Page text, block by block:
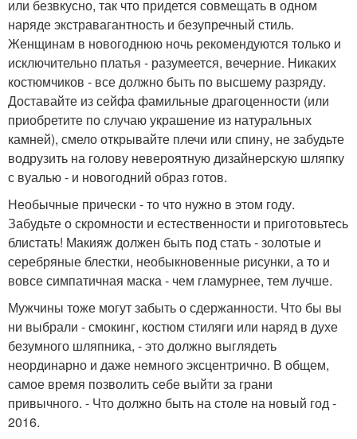
или безвкусно, так что придется совмещать в одном
наряде экстравагантность и безупречный стиль.
Женщинам в новогоднюю ночь рекомендуются только и
исключительно платья - разумеется, вечерние. Никаких
костюмчиков - все должно быть по высшему разряду.
Доставайте из сейфа фамильные драгоценности (или
приобретите по случаю украшение из натуральных
камней), смело открывайте плечи или спину, не забудьте
водрузить на голову невероятную дизайнерскую шляпку
с вуалью - и новогодний образ готов.
Необычные прически - то что нужно в этом году.
Забудьте о скромности и естественности и приготовьтесь
блистать! Макияж должен быть под стать - золотые и
серебряные блестки, необыкновенные рисунки, а то и
вовсе симпатичная маска - чем гламурнее, тем лучше.
Мужчины тоже могут забыть о сдержанности. Что бы вы
ни выбрали - смокинг, костюм стиляги или наряд в духе
безумного шляпника, - это должно выглядеть
неординарно и даже немного эксцентрично. В общем,
самое время позволить себе выйти за грани
привычного. - Что должно быть на столе на новый год -
2016.